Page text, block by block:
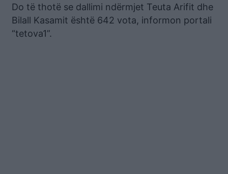
Do të thotë se dallimi ndërmjet Teuta Arifit dhe
Bilall Kasamit është 642 vota, informon portali
“tetova1”.